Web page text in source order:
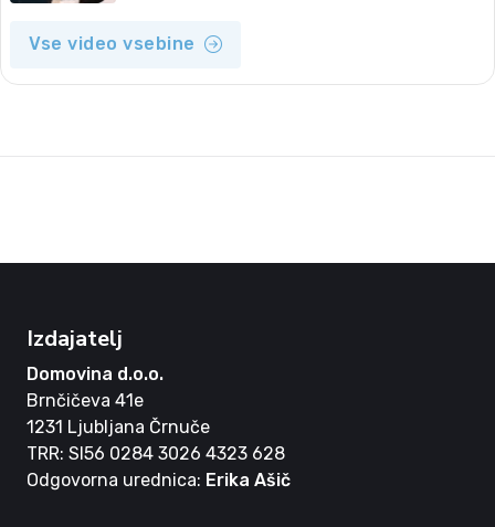
Vse video vsebine
Izdajatelj
Domovina d.o.o.
Brnčičeva 41e
1231 Ljubljana Črnuče
TRR: SI56 0284 3026 4323 628
Odgovorna urednica: Erika Ašič